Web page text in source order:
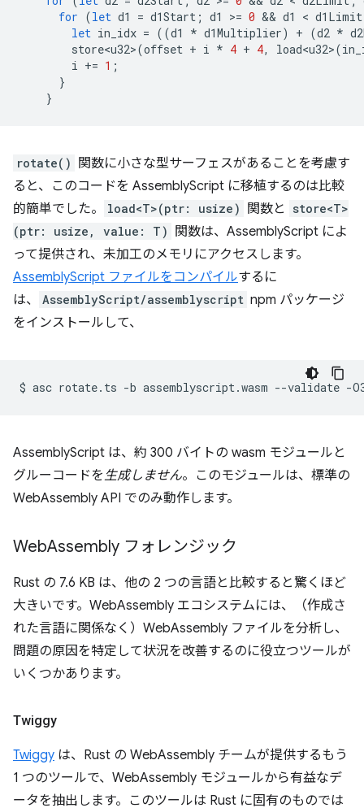
for (let d1 = d1Start ; d1 >= 0 && d1 < d1Limit
let in_idx = ((d1 * d1Multiplier) + (d2 *
store<u32>(offset + i * 4 + 4, load<u32>(
i += 1 ;
}
}
rotate()
関数に小さな型サーフェスがあることを考慮す
ると、このコードを AssemblyScript に移植するのは比較
的簡単でした。
load<T>(ptr: usize) 関数と
store<T>
(ptr: usize, value: T)
関数は、AssemblyScript によ
って提供され、未加工のメモリにアクセスします。
AssemblyScript ファイルをコンパイルするに
は、
AssemblyScript/assemblyscript npm パッケージ
をインストールして、
$ asc rotate.ts -b assemblyscript.wasm --validate
AssemblyScript は、約 300 バイトの wasm モジュールと
グルーコードを生成しません。このモジュールは、標準の
WebAssembly API でのみ動作します。
WebAssembly フォレンジック
Rust の 7.6 KB は、他の 2 つの言語と比較すると驚くほど
大きいです。WebAssembly エコシステムには、（作成さ
れた言語に関係なく）WebAssembly ファイルを分析し、
問題の原因を特定して状況を改善するのに役立つツールが
いくつかあります。
Twiggy
Twiggy は、Rust の WebAssembly チームが提供するもう
1 つのツールで、WebAssembly モジュールから有益なデ
ータを抽出します。このツールは Rust に固有のものでは